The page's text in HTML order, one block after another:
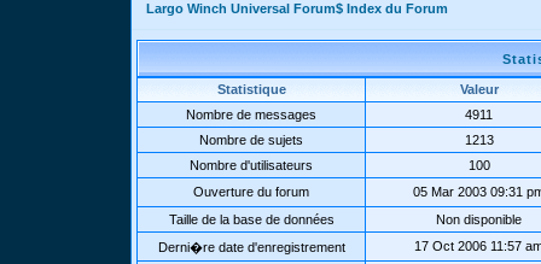
Largo Winch Universal Forum$ Index du Forum
Statistique
Valeur
Nombre de messages
4911
Nombre de sujets
1213
Nombre d'utilisateurs
100
Ouverture du forum
05 Mar 2003 09:31
Taille de la base de données
Non disponible
Derni�re date d'enregistrement
17 Oct 2006 11:57